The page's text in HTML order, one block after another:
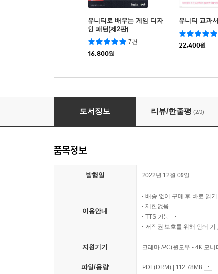
유니티로 배우는 게임 디자
인 패턴(제2판)
7건
16,800원
유니티 교과
22,400원
누구나 할 수 있는 유니티 2D 게임 제작
도서정보 리뷰/한줄평 (2/0)
품목정보
발행일 2022년 12월 09일
이용안내
배송 없이 구매 후 바로 읽기
제한없음
TTS 가능
저작권 보호를 위해 인쇄 기
지원기기 크레마 /PC(윈도우 - 4K 모
파일/용량 PDF(DRM) | 112.78MB